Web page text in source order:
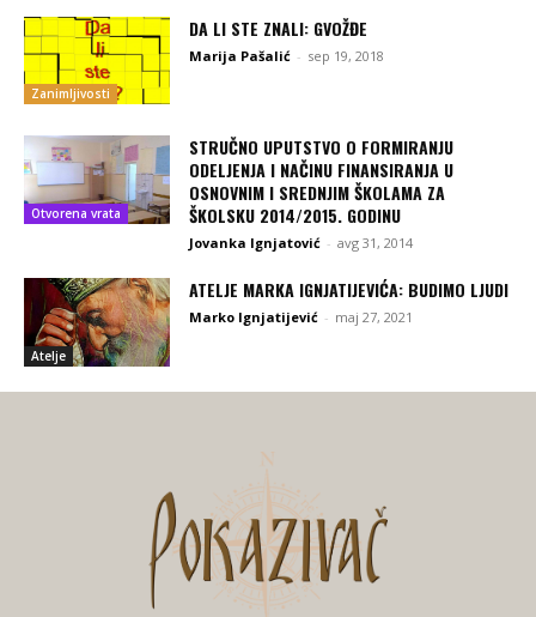
Zanimljivosti
DA LI STE ZNALI: GVOŽĐE
Marija Pašalić - sep 19, 2018
Otvorena vrata
STRUČNO UPUTSTVO O FORMIRANJU
ODELJENJA I NAČINU FINANSIRANJA U
OSNOVNIM I SREDNJIM ŠKOLAMA ZA
ŠKOLSKU 2014/2015. GODINU
Jovanka Ignjatović - avg 31, 2014
Atelje
ATELJE MARKA IGNJATIJEVIĆA: BUDIMO LJUDI
Marko Ignjatijević - maj 27, 2021